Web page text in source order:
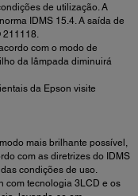
de utilização. A
IDMS 15.4. A saída de
com o modo de
da lâmpada diminuirá
da Epson visite
mais brilhante possível,
com as diretrizes do IDMS
condições de uso.
com tecnologia 3LCD e os